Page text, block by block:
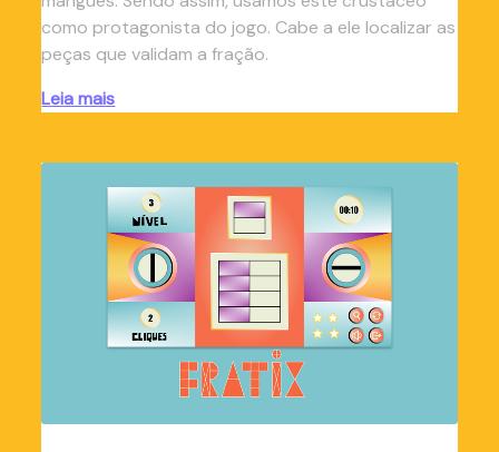
como protagonista do jogo. Cabe a ele localizar as
peças que validam a fração.
Leia mais